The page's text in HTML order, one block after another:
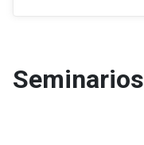
Seminarios